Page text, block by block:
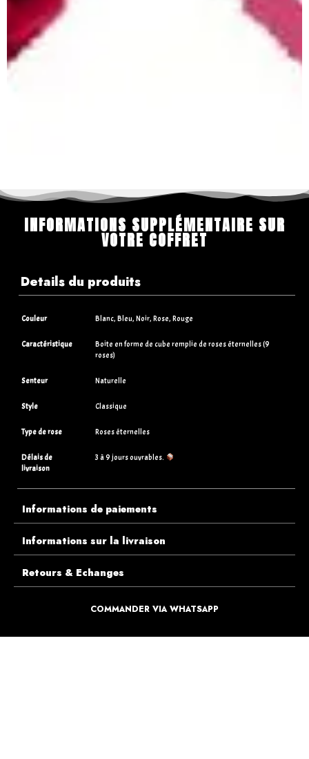
INFORMATIONS SUPPLÉMENTAIRE SUR
VOTRE COFFRET
Details du produits
Couleur Blanc, Bleu, Noir, Rose, Rouge
Caractéristique
Boite en forme de cube remplie de roses éternelles (9
roses)
Senteur Naturelle
Style Classique
Type de rose Roses éternelles
Délais de
livraison
3 à 9 jours ouvrables.
Informations de paiements
Informations sur la livraison
Retours & Echanges
Que faire si je reçois un article endommagé ?
COMMANDER VIA WHATSAPP